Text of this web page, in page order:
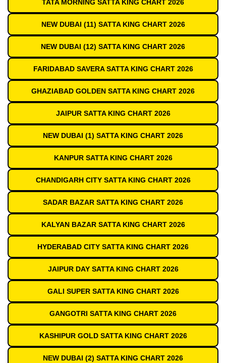
TATA MORNING SATTA KING CHART 2026
NEW DUBAI (11) SATTA KING CHART 2026
NEW DUBAI (12) SATTA KING CHART 2026
FARIDABAD SAVERA SATTA KING CHART 2026
GHAZIABAD GOLDEN SATTA KING CHART 2026
JAIPUR SATTA KING CHART 2026
NEW DUBAI (1) SATTA KING CHART 2026
KANPUR SATTA KING CHART 2026
CHANDIGARH CITY SATTA KING CHART 2026
SADAR BAZAR SATTA KING CHART 2026
KALYAN BAZAR SATTA KING CHART 2026
HYDERABAD CITY SATTA KING CHART 2026
JAIPUR DAY SATTA KING CHART 2026
GALI SUPER SATTA KING CHART 2026
GANGOTRI SATTA KING CHART 2026
KASHIPUR GOLD SATTA KING CHART 2026
NEW DUBAI (2) SATTA KING CHART 2026